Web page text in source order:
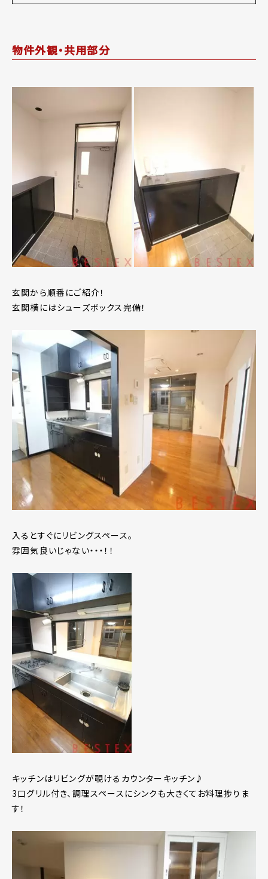
物件外観・共用部分
玄関から順番にご紹介！
玄関横にはシューズボックス完備！
入るとすぐにリビングスペース。
雰囲気良いじゃない・・・！！
キッチンはリビングが覗けるカウンターキッチン♪
3口グリル付き、調理スペースにシンクも大きくてお料理捗りま
す！